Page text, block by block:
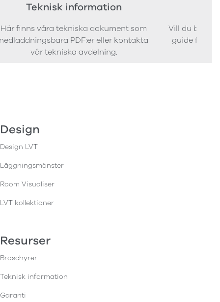
Teknisk information
Här finns våra tekniska dokument som
PDF:er eller kontakta
vår tekniska avdelning.
Vill du
guide för
Design
Design LVT
Läggningsmönster
Room Visualiser
LVT kollektioner
Resurser
Broschyrer
Teknisk information
Garanti